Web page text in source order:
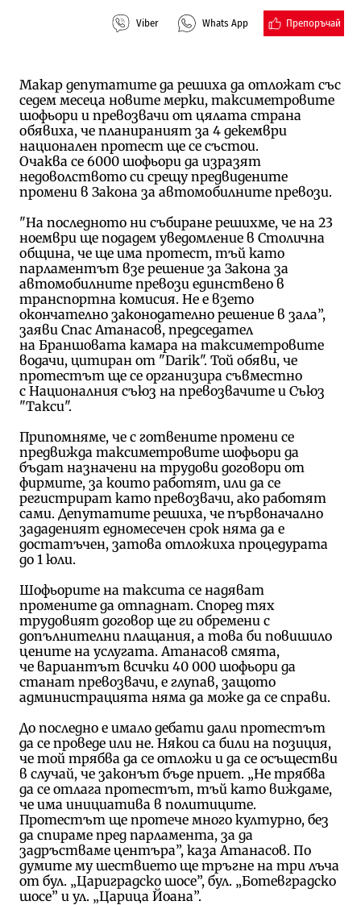
Viber Whats App Препоръчай
Макар депутатите да решиха да отложат със
седем месеца новите мерки, таксиметровите
шофьори и превозвачи от цялата страна
обявиха, че планираният за 4 декември
национален протест ще се състои.
Очаква се 6000 шофьори да изразят
недоволството си срещу предвидените
промени в Закона за автомобилните превози.
"На последното ни събиране решихме, че на 23
ноември ще подадем уведомление в Столична
община, че ще има протест, тъй като
парламентът взе решение за Закона за
автомобилните превози единствено в
транспортна комисия. Не е взето
окончателно законодателно решение в зала”,
заяви Спас Атанасов, председател
на Браншовата камара на таксиметровите
водачи, цитиран от "Darik". Той обяви, че
протестът ще се организира съвместно
с Националния съюз на превозвачите и Съюз
"Такси".
Припомняме, че с готвените промени се
предвижда таксиметровите шофьори да
бъдат назначени на трудови договори от
фирмите, за които работят, или да се
регистрират като превозвачи, ако работят
сами. Депутатите решиха, че първоначално
зададеният едномесечен срок няма да е
достатъчен, затова отложиха процедурата
до 1 юли.
Шофьорите на таксита се надяват
промените да отпаднат. Според тях
трудовият договор ще ги обремени с
допълнителни плащания, а това би повишило
цените на услугата. Атанасов смята,
че вариантът всички 40 000 шофьори да
станат превозвачи, е глупав, защото
администрацията няма да може да се справи.
До последно е имало дебати дали протестът
да се проведе или не. Някои са били на позиция,
че той трябва да се отложи и да се осъществи
в случай, че законът бъде приет. „Не трябва
да се отлага протестът, тъй като виждаме,
че има инициатива в политиците.
Протестът ще протече много културно, без
да спираме пред парламента, за да
задръстваме центъра”, каза Атанасов. По
думите му шествието ще тръгне на три лъча
от бул. „Цариградско шосе”, бул. „Ботевградско
шосе” и ул. „Царица Йоана”.